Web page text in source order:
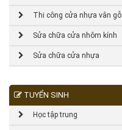
Thi công cửa nhựa vân gỗ
Sửa chữa cửa nhôm kính
Sửa chữa cửa nhựa
TUYỂN SINH
Học tập trung